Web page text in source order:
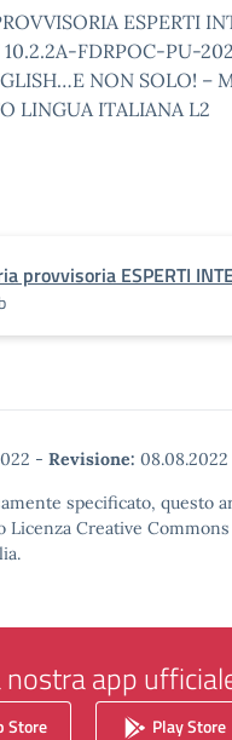
ESPERTI
10.2.2A-FDRPOC-PU-
NON SOLO! –
LINGUA ITALIANA L2
provvisoria ESPERTI
- Revisione: 08.08.2022
specificato, questo
Licenza Creative Commons
nostra app
Store Play Store